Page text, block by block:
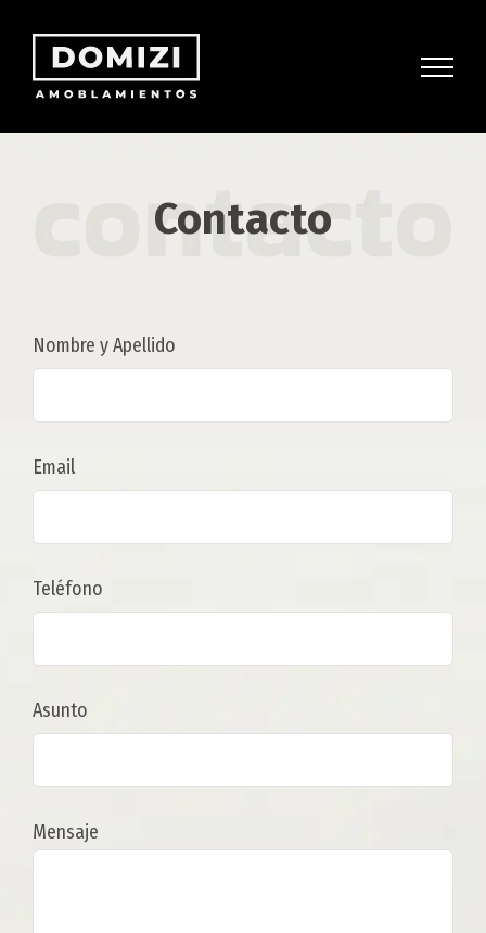
content
Contacto
Nombre y Apellido
Email
Teléfono
Asunto
Mensaje